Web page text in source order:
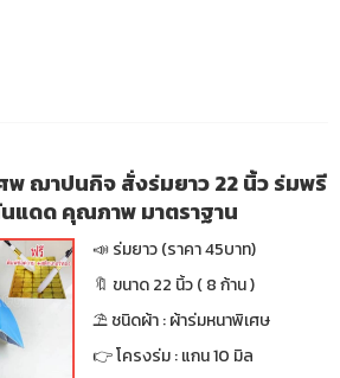
พ ฌาปนกิจ สั่งร่มยาว 22 นิ้ว ร่มพรี
แดด คุณภาพ มาตราฐาน
📣 ร่มยาว (ราคา 45บาท)
🔖 ขนาด 22 นิ้ว ( 8 ก้าน )
⛱ ชนิดผ้า : ผ้าร่มหนาพิเศษ
👉 โครงร่ม : แกน 10 มิล